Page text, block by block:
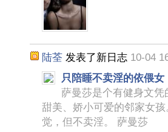
陆荃 发表了新日志 10-04
只陪睡不卖淫的依偎女
萨曼莎是个有健身文
甜美、娇小可爱的邻家女
觉，但不卖淫。 萨曼莎